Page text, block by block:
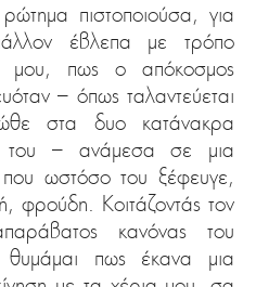
πιστοποιούσα, για
έβλεπα με τρόπο
μου, πως ο απόκοσμος
– όπως ταλαντεύεται
στα δυο κατάνακρα
του – ανάμεσα σε μια
που ωστόσο του ξέφευγε,
φρούδη. Κοιτάζοντάς τον
κανόνας του
θυμάμαι πως έκανα μια